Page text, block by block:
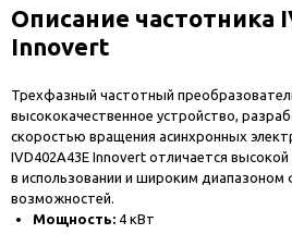
Описание частотника
Innovert
Трехфазный частотный
высококачественное устройство,
скоростью вращения асинхронных
IVD402A43E Innovert отличается
в использовании и широким диапазоном
возможностей.
Мощность: 4 кВт